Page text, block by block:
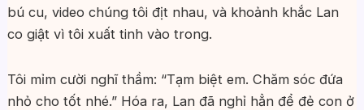
bú cu, video chúng tôi địt nhau, và khoảnh khắc Lan
co giật vì tôi xuất tinh vào trong.
Tôi mỉm cười nghĩ thầm: “Tạm biệt em. Chăm sóc đứa
nhỏ cho tốt nhé.” Hóa ra, Lan đã nghỉ hẳn để đẻ con ở